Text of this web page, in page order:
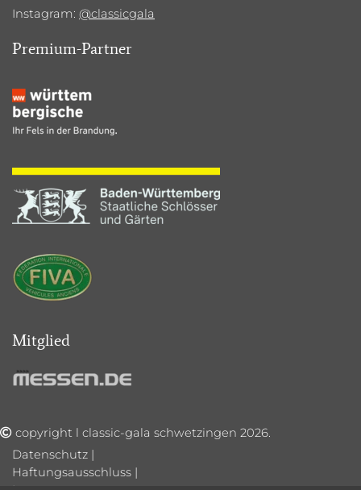
Instagram: @classicgala
Premium-Partner
Mitglied
copyright l classic-gala schwetzingen 2026.
Datenschutz |
Haftungsausschluss |